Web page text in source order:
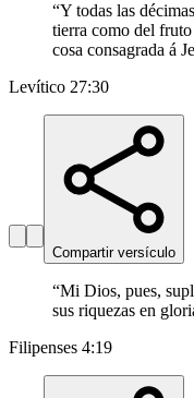
“Y todas las
tierra como del fruto
cosa consagrada á
Levítico 27:30
Compartir versículo
“Mi Dios, pues,
sus riquezas en
Filipenses 4:19